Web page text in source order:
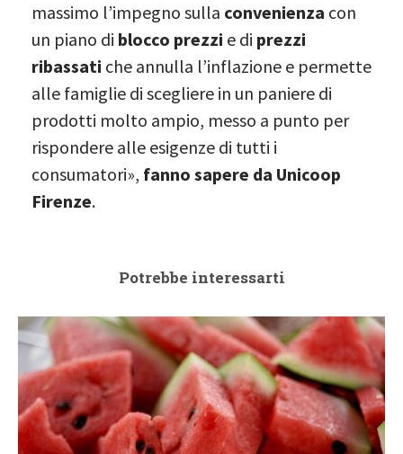
massimo l’impegno sulla convenienza con
un piano di blocco prezzi e di prezzi
ribassati che annulla l’inflazione e permette
alle famiglie di scegliere in un paniere di
prodotti molto ampio, messo a punto per
rispondere alle esigenze di tutti i
consumatori», fanno sapere da Unicoop
Firenze.
Potrebbe interessarti